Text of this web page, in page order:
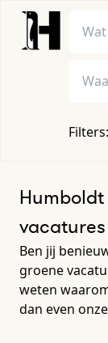
Filters:
Ben jij
groene
weten
dan even